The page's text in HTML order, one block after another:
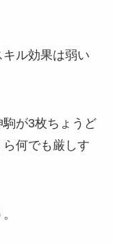
ル効果は弱い
駒が3枚ちょうど
何でも厳しす